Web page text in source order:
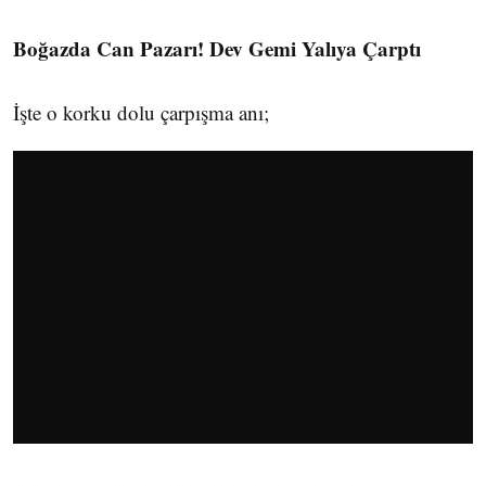
Boğazda Can Pazarı! Dev Gemi Yalıya Çarptı
İşte o korku dolu çarpışma anı;